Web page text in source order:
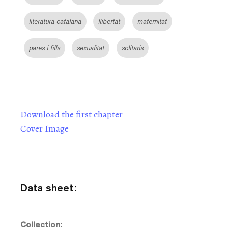
literatura catalana llibertat maternitat
pares i fills sexualitat solitaris
Download the first chapter
Cover Image
Data sheet:
Collection: